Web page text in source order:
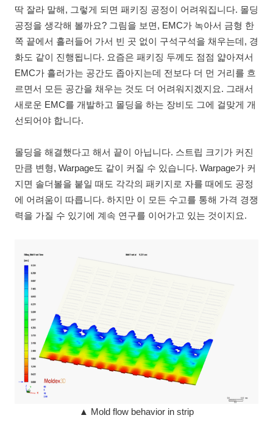
딱 잘라 말해, 그렇게 되면 패키징 공정이 어려워집니다. 몰딩
공정을 생각해 볼까요? 그림을 보면, EMC가 녹아서 금형 한
쪽 끝에서 흘러들어 가서 빈 곳 없이 구석구석을 채우는데, 경
화도 같이 진행됩니다. 요즘은 패키징 두께도 점점 얇아져서
EMC가 흘러가는 공간도 좁아지는데 전보다 더 먼 거리를 흐
르면서 모든 공간을 채우는 것도 더 어려워지겠지요. 그래서
새로운 EMC를 개발하고 몰딩을 하는 장비도 그에 걸맞게 개
선되어야 합니다.
몰딩을 해결했다고 해서 끝이 아닙니다. 스트립 크기가 커진
만큼 변형, Warpage도 같이 커질 수 있습니다. Warpage가 커
지면 솔더볼을 붙일 때도 각각의 패키지로 자를 때에도 공정
에 어려움이 따릅니다. 하지만 이 모든 수고를 통해 가격 경쟁
력을 가질 수 있기에 계속 연구를 이어가고 있는 것이지요.
▲ Mold flow behavior in strip